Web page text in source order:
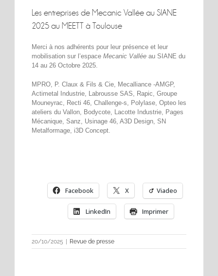
Les entreprises de Mecanic Vallée au SIANE
2025 au MEETT à Toulouse
Merci à nos adhérents pour leur présence et leur
mobilisation sur l’espace Mecanic Vallée au SIANE du
14 au 26 Octobre 2025.
MPRO, P. Claux & Fils & Cie, Mecalliance -AMGP,
Actimetal Industrie, Labrousse SAS, Rapic, Groupe
Mouneyrac, Recti 46, Challenge-s, Polylase, Opteo les
ateliers du Vallon, Bodycote, Lacotte Industrie, Pages
Mécanique, Sanz, Usinage 46, A3D Design, SN
Metalformage, i3D Concept.
Facebook X Viadeo
LinkedIn Imprimer
20/10/2025 | Revue de presse